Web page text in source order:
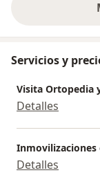
Servicios y
Visita Ortopedia
Detalles
Inmovilizaciones
Detalles